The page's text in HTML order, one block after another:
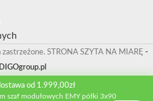
STRONA SZYTA NA MIARĘ -
od 1.999,00zł
szaf modułowych EMY półki 3x90